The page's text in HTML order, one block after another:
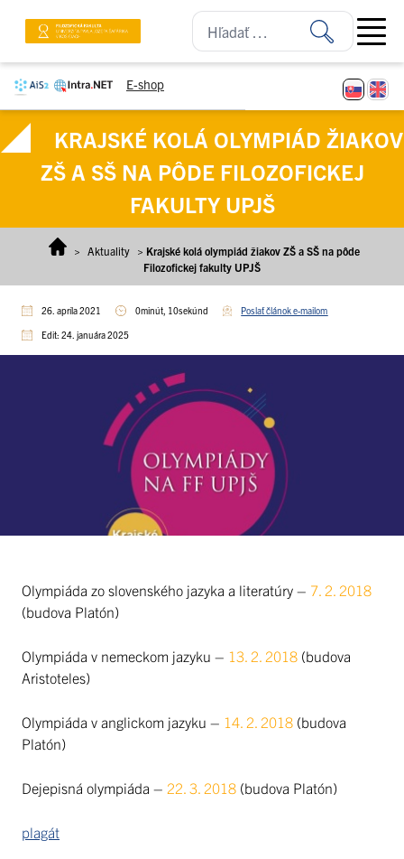
E-shop
Open
KRAJSKÉ KOLÁ OLYMPIÁD ŽIAKOV
ZŠ A SŠ NA PÔDE FILOZOFICKEJ
FAKULTY UPJŠ
> Aktuality > Krajské kolá olympiád žiakov ZŠ a SŠ na pôde
Filozofickej fakulty UPJŠ
26. apríla 2021 0minút, 10sekúnd Poslať článok e-mailom
Edit: 24. januára 2025
Olympiáda zo slovenského jazyka a literatúry – 7. 2. 2018
(budova Platón)
Olympiáda v nemeckom jazyku – 13. 2. 2018 (budova
Aristoteles)
Olympiáda v anglickom jazyku – 14. 2. 2018 (budova
Platón)
Dejepisná olympiáda – 22. 3. 2018 (budova Platón)
plagát